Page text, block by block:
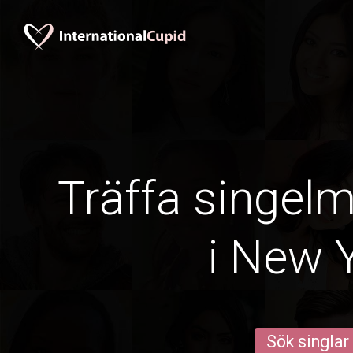
Träffa
i New
Sök singlar